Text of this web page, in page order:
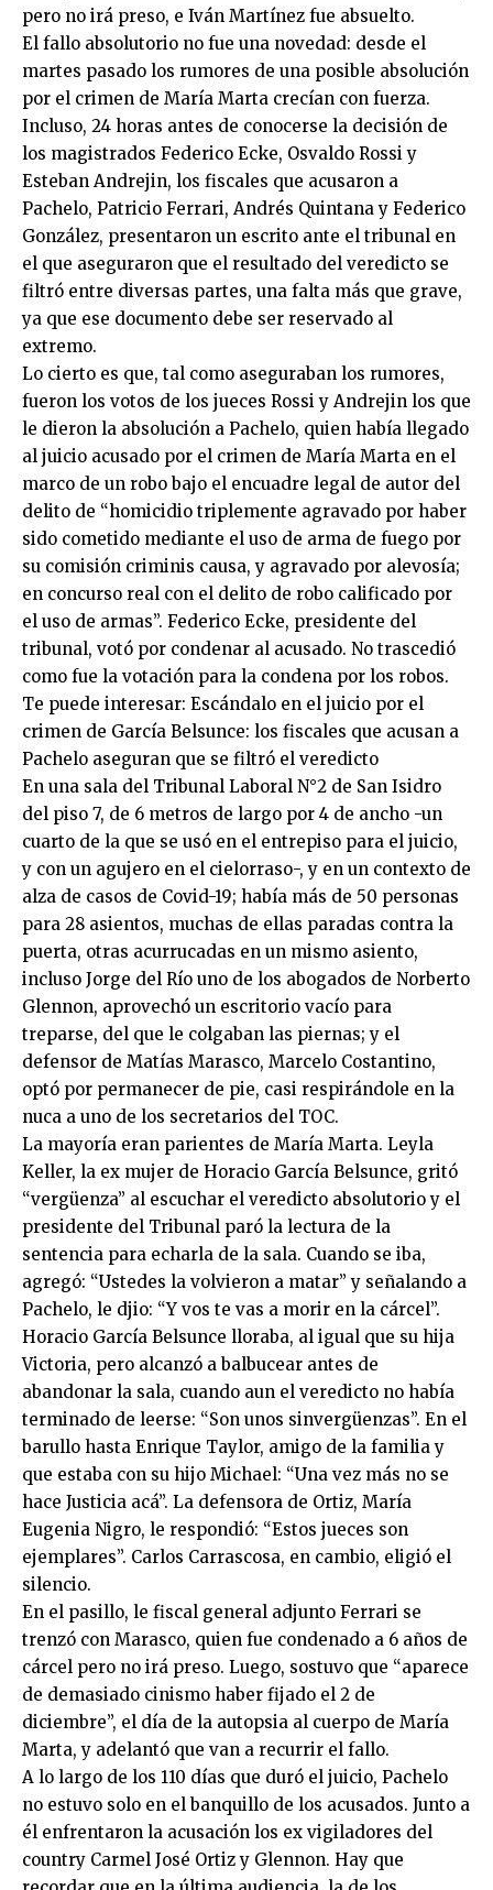
pero no irá preso, e Iván Martínez fue absuelto.
El fallo absolutorio no fue una novedad: desde el
martes pasado los rumores de una posible absolución
por el crimen de María Marta crecían con fuerza.
Incluso, 24 horas antes de conocerse la decisión de
los magistrados Federico Ecke, Osvaldo Rossi y
Esteban Andrejin, los fiscales que acusaron a
Pachelo, Patricio Ferrari, Andrés Quintana y Federico
González, presentaron un escrito ante el tribunal en
el que aseguraron que el resultado del veredicto se
filtró entre diversas partes, una falta más que grave,
ya que ese documento debe ser reservado al
extremo.
Lo cierto es que, tal como aseguraban los rumores,
fueron los votos de los jueces Rossi y Andrejin los que
le dieron la absolución a Pachelo, quien había llegado
al juicio acusado por el crimen de María Marta en el
marco de un robo bajo el encuadre legal de autor del
delito de “homicidio triplemente agravado por haber
sido cometido mediante el uso de arma de fuego por
su comisión criminis causa, y agravado por alevosía;
en concurso real con el delito de robo calificado por
el uso de armas”. Federico Ecke, presidente del
tribunal, votó por condenar al acusado. No trascedió
como fue la votación para la condena por los robos.
Te puede interesar: Escándalo en el juicio por el
crimen de García Belsunce: los fiscales que acusan a
Pachelo aseguran que se filtró el veredicto
En una sala del Tribunal Laboral N°2 de San Isidro
del piso 7, de 6 metros de largo por 4 de ancho -un
cuarto de la que se usó en el entrepiso para el juicio,
y con un agujero en el cielorraso-, y en un contexto de
alza de casos de Covid-19; había más de 50 personas
para 28 asientos, muchas de ellas paradas contra la
puerta, otras acurrucadas en un mismo asiento,
incluso Jorge del Río uno de los abogados de Norberto
Glennon, aprovechó un escritorio vacío para
treparse, del que le colgaban las piernas; y el
defensor de Matías Marasco, Marcelo Costantino,
optó por permanecer de pie, casi respirándole en la
nuca a uno de los secretarios del TOC.
La mayoría eran parientes de María Marta. Leyla
Keller, la ex mujer de Horacio García Belsunce, gritó
“vergüenza” al escuchar el veredicto absolutorio y el
presidente del Tribunal paró la lectura de la
sentencia para echarla de la sala. Cuando se iba,
agregó: “Ustedes la volvieron a matar” y señalando a
Pachelo, le djio: “Y vos te vas a morir en la cárcel”.
Horacio García Belsunce lloraba, al igual que su hija
Victoria, pero alcanzó a balbucear antes de
abandonar la sala, cuando aun el veredicto no había
terminado de leerse: “Son unos sinvergüenzas”. En el
barullo hasta Enrique Taylor, amigo de la familia y
que estaba con su hijo Michael: “Una vez más no se
hace Justicia acá”. La defensora de Ortiz, María
Eugenia Nigro, le respondió: “Estos jueces son
ejemplares”. Carlos Carrascosa, en cambio, eligió el
silencio.
En el pasillo, le fiscal general adjunto Ferrari se
trenzó con Marasco, quien fue condenado a 6 años de
cárcel pero no irá preso. Luego, sostuvo que “aparece
de demasiado cinismo haber fijado el 2 de
diciembre”, el día de la autopsia al cuerpo de María
Marta, y adelantó que van a recurrir el fallo.
A lo largo de los 110 días que duró el juicio, Pachelo
no estuvo solo en el banquillo de los acusados. Junto a
él enfrentaron la acusación los ex vigiladores del
country Carmel José Ortiz y Glennon. Hay que